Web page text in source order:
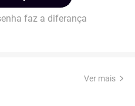
faz a diferança
Ver mais